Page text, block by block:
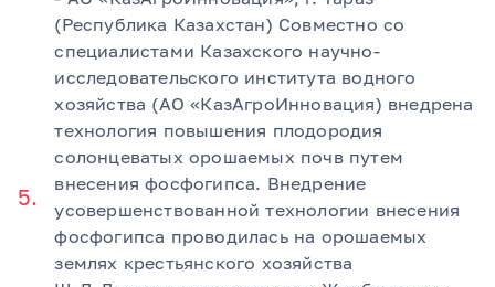
(Республика Казахстан) Совместно со
специалистами Казахского научно-
исследовательского института водного
хозяйства (АО «КазАгроИнновация) внедрена
технология повышения плодородия
солонцеватых орошаемых почв путем
внесения фосфогипса. Внедрение
усовершенствованной технологии внесения
фосфогипса проводилась на орошаемых
землях крестьянского хозяйства